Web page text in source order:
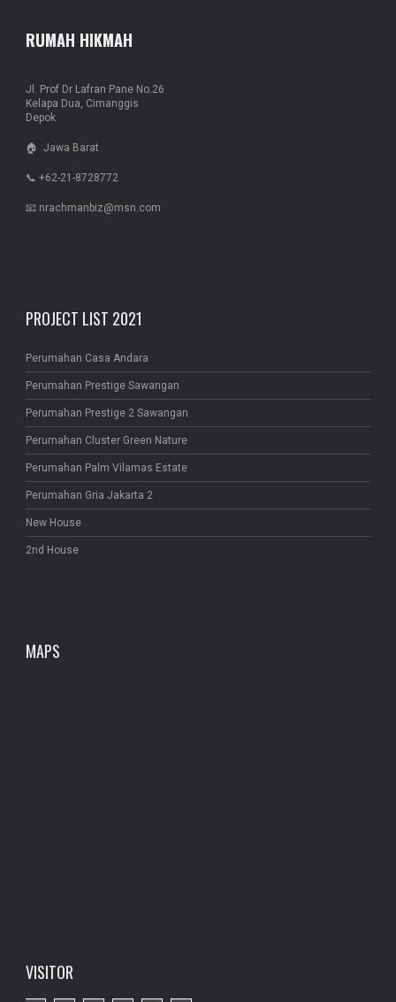
RUMAH HIKMAH
Jl. Prof Dr Lafran Pane No.26
Kelapa Dua, Cimanggis
Depok
🏠 Jawa Barat
📞 +62-21-8728772
📧 nrachmanbiz@msn.com
PROJECT LIST 2021
Perumahan Casa Andara
Perumahan Prestige Sawangan
Perumahan Prestige 2 Sawangan
Perumahan Cluster Green Nature
Perumahan Palm Vilamas Estate
Perumahan Gria Jakarta 2
New House
2nd House
MAPS
VISITOR